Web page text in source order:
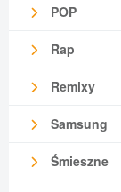
POP
Rap
Remixy
Samsung
Śmieszne